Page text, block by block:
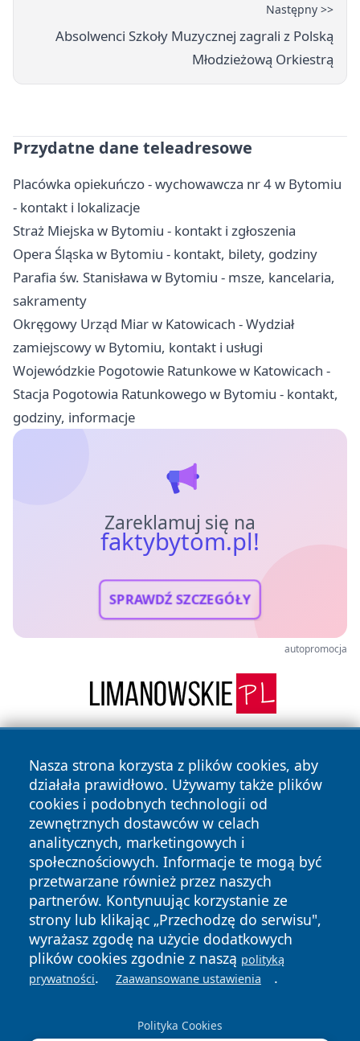
Następny >>
Absolwenci Szkoły Muzycznej zagrali z Polską
Młodzieżową Orkiestrą
Przydatne dane teleadresowe
Placówka opiekuńczo - wychowawcza nr 4 w Bytomiu
- kontakt i lokalizacje
Straż Miejska w Bytomiu - kontakt i zgłoszenia
Opera Śląska w Bytomiu - kontakt, bilety, godziny
Parafia św. Stanisława w Bytomiu - msze, kancelaria,
sakramenty
Okręgowy Urząd Miar w Katowicach - Wydział
zamiejscowy w Bytomiu, kontakt i usługi
Wojewódzkie Pogotowie Ratunkowe w Katowicach -
Stacja Pogotowia Ratunkowego w Bytomiu - kontakt,
godziny, informacje
Zareklamuj się na
faktybytom.pl!
SPRAWDŹ SZCZEGÓŁY
autopromocja
Nasza strona korzysta z plików cookies, aby
działała prawidłowo. Używamy także plików
cookies i podobnych technologii od
zewnętrznych dostawców w celach
analitycznych, marketingowych i
społecznościowych. Informacje te mogą być
przetwarzane również przez naszych
partnerów. Kontynuując korzystanie ze
strony lub klikając „Przechodzę do serwisu",
wyrażasz zgodę na użycie dodatkowych
plików cookies zgodnie z naszą polityką
prywatności. Zaawansowane ustawienia .
Polityka Cookies
Copyright © 2026 faktybytom.pl Wszystkie prawa zastrzeżone.
News Autorzy
Polityka
Prywatności
Polityka
Cookies